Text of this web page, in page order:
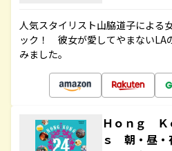
人気スタイリスト山脇道子による
ック！ 彼女が愛してやまないLA
みました。
Ｈｏｎｇ
ｓ 朝・昼・